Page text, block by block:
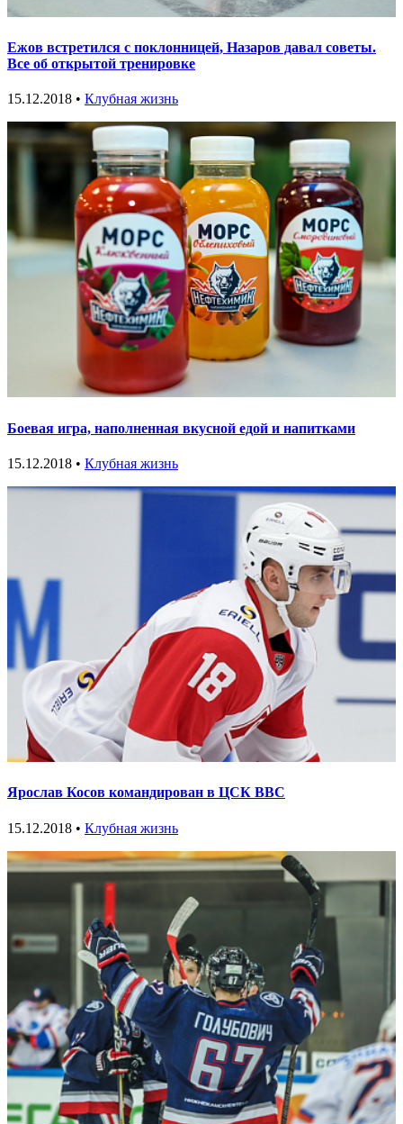
Ежов встретился с поклонницей, Назаров давал советы.
Все об открытой тренировке
15.12.2018 • Клубная жизнь
Боевая игра, наполненная вкусной едой и напитками
15.12.2018 • Клубная жизнь
Ярослав Косов командирован в ЦСК ВВС
15.12.2018 • Клубная жизнь